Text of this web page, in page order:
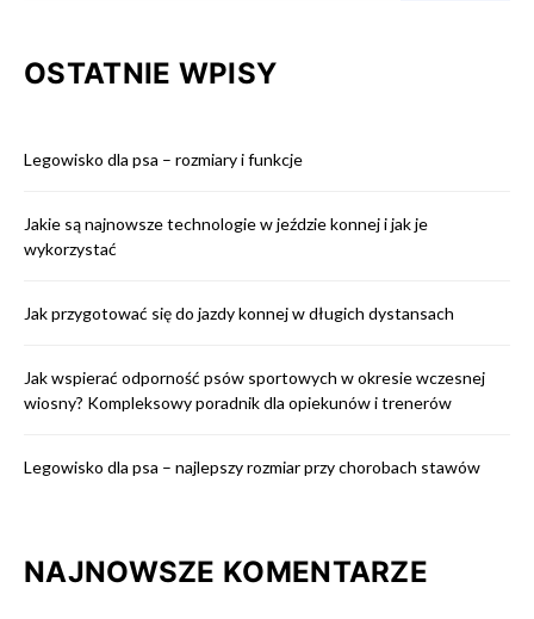
OSTATNIE WPISY
Legowisko dla psa – rozmiary i funkcje
Jakie są najnowsze technologie w jeździe konnej i jak je
wykorzystać
Jak przygotować się do jazdy konnej w długich dystansach
Jak wspierać odporność psów sportowych w okresie wczesnej
wiosny? Kompleksowy poradnik dla opiekunów i trenerów
Legowisko dla psa – najlepszy rozmiar przy chorobach stawów
NAJNOWSZE KOMENTARZE